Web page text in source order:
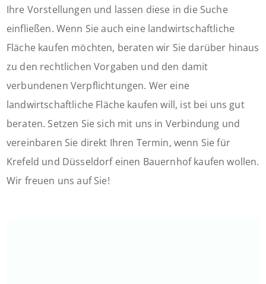
Ihre Vorstellungen und lassen diese in die Suche
einfließen. Wenn Sie auch eine landwirtschaftliche
Fläche kaufen möchten, beraten wir Sie darüber hinaus
zu den rechtlichen Vorgaben und den damit
verbundenen Verpflichtungen. Wer eine
landwirtschaftliche Fläche kaufen will, ist bei uns gut
beraten. Setzen Sie sich mit uns in Verbindung und
vereinbaren Sie direkt Ihren Termin, wenn Sie für
Krefeld und Düsseldorf einen Bauernhof kaufen wollen.
Wir freuen uns auf Sie!